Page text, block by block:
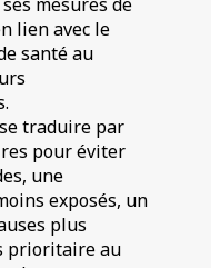
lien avec le
santé au
traduire par
pour éviter
une
exposés, un
plus
prioritaire au